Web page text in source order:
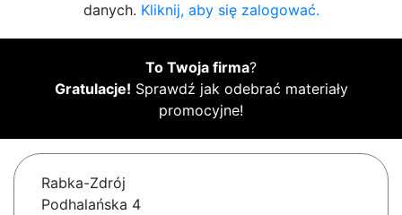
danych. Kliknij, aby się zalogować.
To Twoja firma?
Gratulacje! Sprawdź jak odebrać materiały
promocyjne!
Rabka-Zdrój
Podhalańska 4